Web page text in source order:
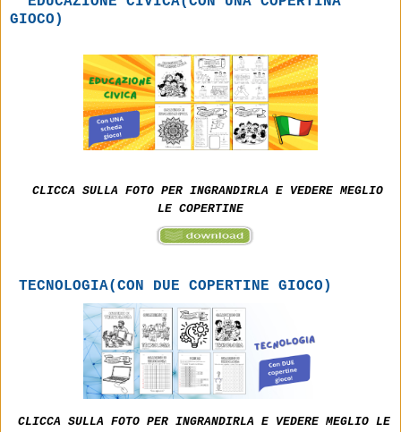
GIOCO)
CLICCA SULLA FOTO PER INGRANDIRLA E VEDERE MEGLIO
LE COPERTINE
TECNOLOGIA(CON DUE COPERTINE GIOCO)
CLICCA SULLA FOTO PER INGRANDIRLA E VEDERE MEGLIO LE